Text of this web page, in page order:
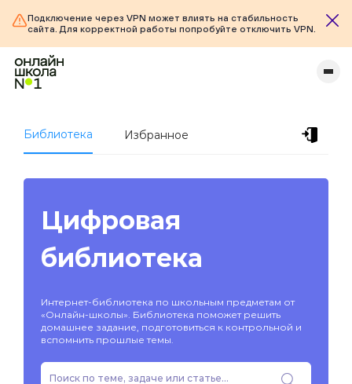
Подключение через VPN может влиять на стабильность
сайта. Для корректной работы попробуйте отключить VPN.
Библиотека Избранное
Цифровая
библиотека
Интернет-библиотека по школьным предметам от
«Онлайн-школы». Библиотека поможет решить
домашнее задание, подготовиться к контрольной и
вспомнить прошлые темы.